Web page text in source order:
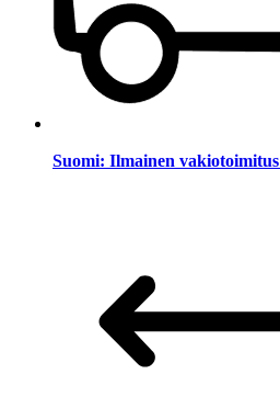
Suomi: Ilmainen vakiotoimitus